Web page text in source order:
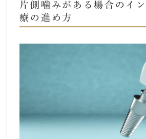
片側噛みがある場合のイ
療の進め方